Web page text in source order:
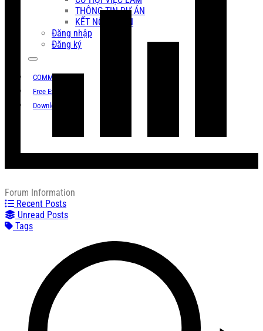
THÔNG TIN DỰ ÁN
KẾT NỐI DỰ ÁN
Đăng nhập
Đăng ký
COMMUNITY
Free Exam
Download
Forum Information
Recent Posts
Unread Posts
Tags